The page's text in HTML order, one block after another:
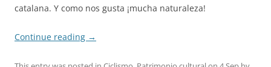
catalana. Y como nos gusta ¡mucha naturaleza!
Continue reading →